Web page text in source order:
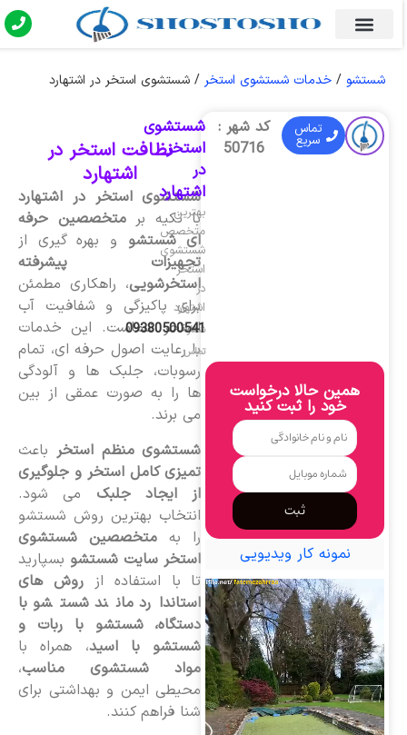
شستشو/ خدمات شستشوی استخر/ شستشوی استخر در اشتهارد
نظافت استخر در
اشتهارد
شستشوی استخر در اشتهارد
با تکیه بر متخصصین حرفه
ای شستشوو بهره گیری از
تجهیزات پیشرفته
استخرشویی، راهکاری مطمئن
برای پاکیزگی و شفافیت آب
استخر شماست. این خدمات
با رعایت اصول حرفه ای، تمام
رسوبات، جلبک ها و آلودگی
ها را به صورت عمقی از بین
می برند.
شستشوی منظم استخرباعث
تمیزی کامل استخر و جلوگیری
از ایجاد جلبکمی شود.
انتخاب بهترین روش شستشو
را به متخصصین شستشوی
استخر سایت شستشوبسپارید
تا با استفاده از روش های
استاندارد مانند شستشو با
دستگاه، شستشو با ربات و
شستشو با اسید، همراه با
مواد شستشوی مناسب،
محیطی ایمن و بهداشتی برای
شنا فراهم کنند.
تماس
سریع
کد شهر :
50716
شستشوی
استخر
در
اشتهارد
بهترین
متخصص
شستشوی
استخر
در
اشتهارد
شماره
تماس
09380500541
همین حالا درخواست
خود را ثبت کنید
ثبت
نمونه کار ویدیویی